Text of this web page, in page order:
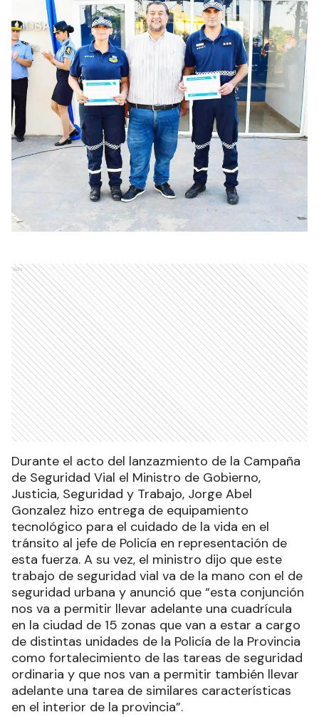
Ads
Durante el acto del lanzazmiento de la Campaña
de Seguridad Vial el Ministro de Gobierno,
Justicia, Seguridad y Trabajo, Jorge Abel
Gonzalez hizo entrega de equipamiento
tecnológico para el cuidado de la vida en el
tránsito al jefe de Policía en representación de
esta fuerza. A su vez, el ministro dijo que este
trabajo de seguridad vial va de la mano con el de
seguridad urbana y anunció que “esta conjunción
nos va a permitir llevar adelante una cuadrícula
en la ciudad de 15 zonas que van a estar a cargo
de distintas unidades de la Policía de la Provincia
como fortalecimiento de las tareas de seguridad
ordinaria y que nos van a permitir también llevar
adelante una tarea de similares características
en el interior de la provincia”.